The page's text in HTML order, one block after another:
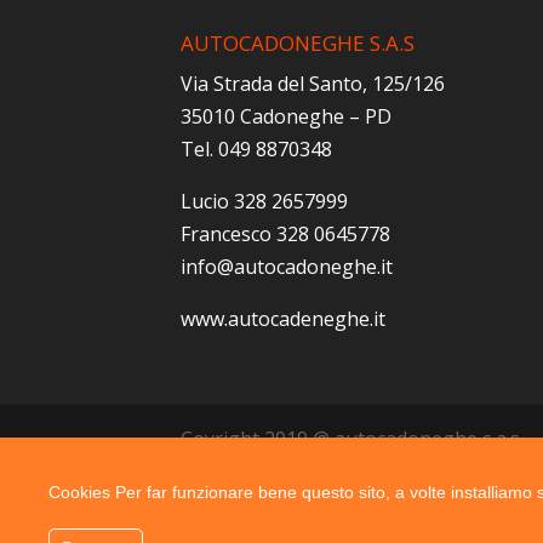
AUTOCADONEGHE S.A.S
Via Strada del Santo, 125/126
35010 Cadoneghe – PD
Tel. 049 8870348
Lucio 328 2657999
Francesco 328 0645778
info@autocadoneghe.it
www.autocadeneghe.it
Coyright 2019 @ autocadoneghe s.a.s.
Cookies Per far funzionare bene questo sito, a volte